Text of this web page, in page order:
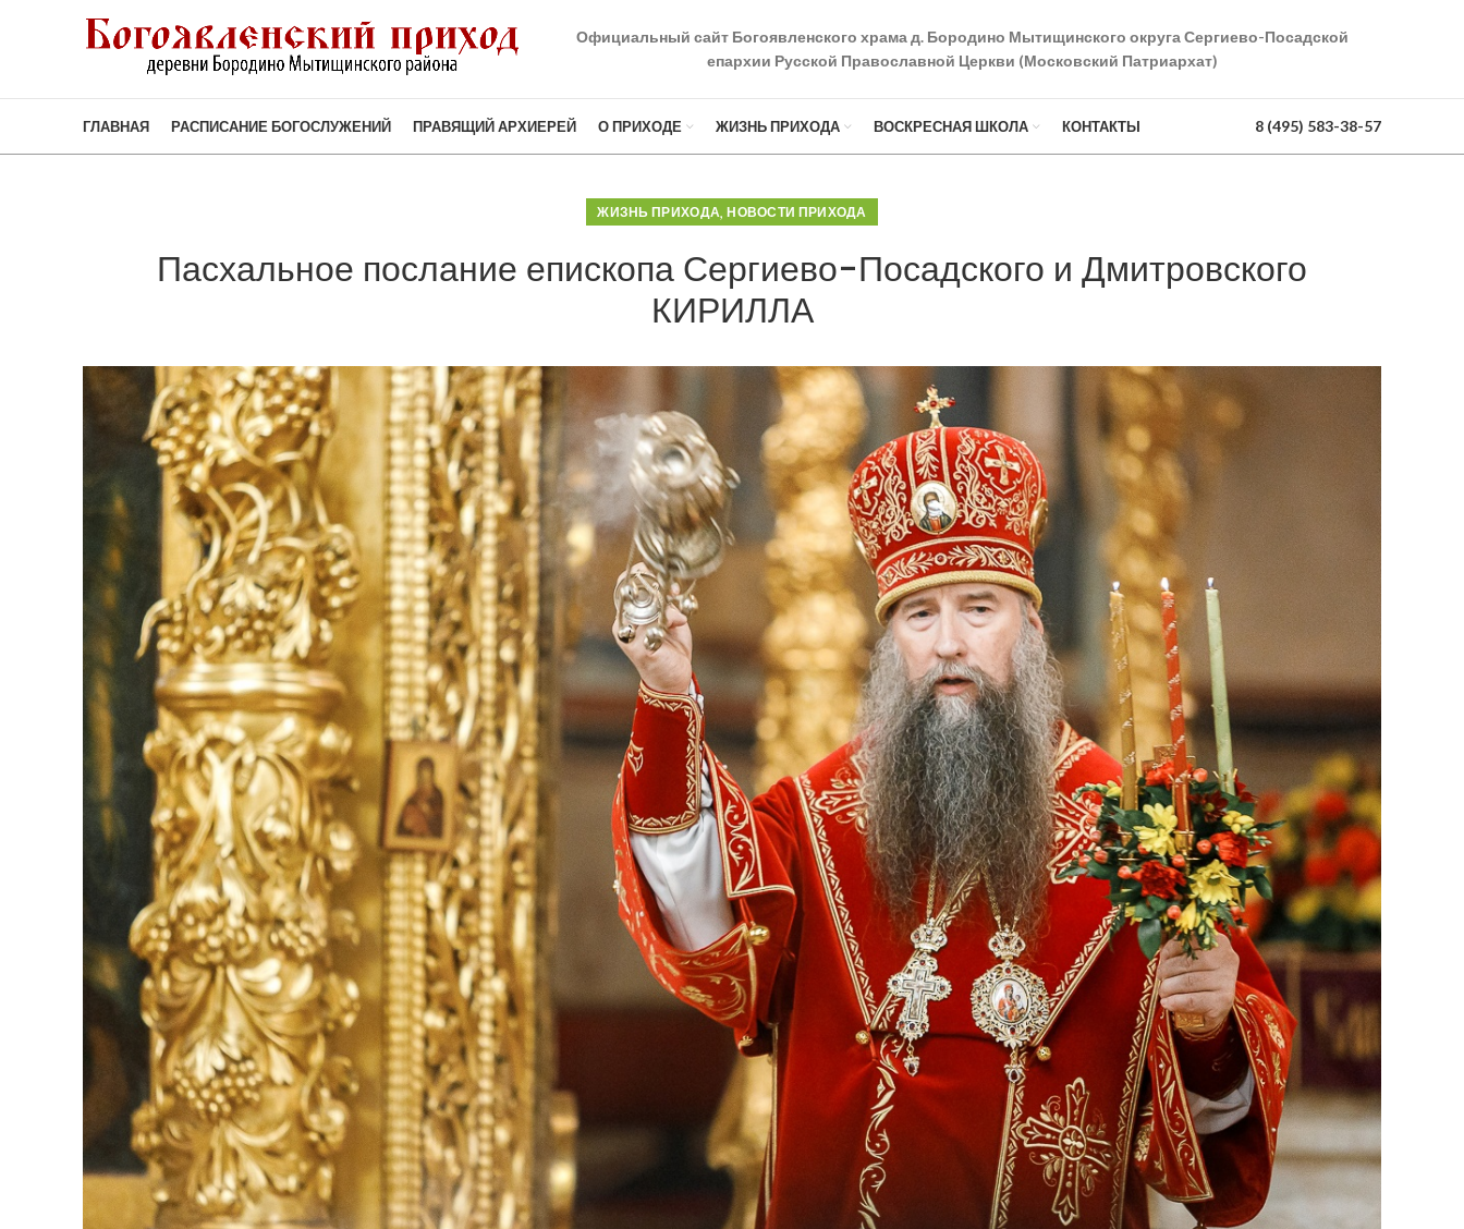
Официальный сайт Богоявленского храма д. Бородино Мытищинского округа Сергиево-Посадской
епархии Русской Православной Церкви (Московский Патриархат)
ГЛАВНАЯ РАСПИСАНИЕ БОГОСЛУЖЕНИЙ ПРАВЯЩИЙ АРХИЕРЕЙ О ПРИХОДЕ ЖИЗНЬ ПРИХОДА ВОСКРЕСНАЯ ШКОЛА КОНТАКТЫ 8 (495) 583-38-57
ЖИЗНЬ ПРИХОДА,НОВОСТИ ПРИХОДА
Пасхальное послание епископа Сергиево-Посадского и Дмитровского
КИРИЛЛА